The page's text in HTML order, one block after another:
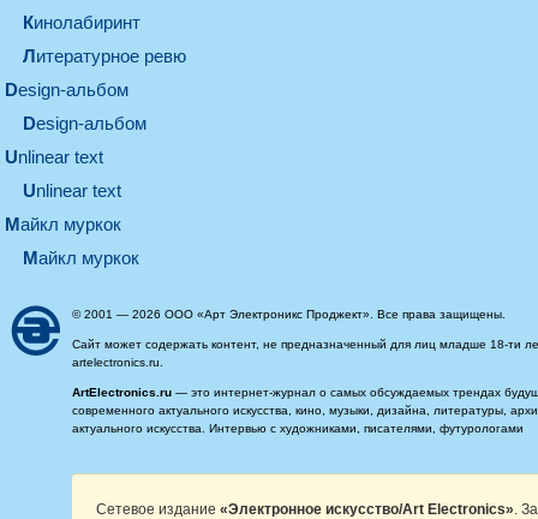
кинолабиринт
литературное ревю
design-альбом
design-альбом
unlinear text
Unlinear text
майкл муркок
майкл муркок
© 2001 — 2026 ООО «Арт Электроникс Проджект». Все права защищены.
Сайт может содержать контент, не предназначенный для лиц младше 18-ти
artelectronics.ru.
ArtElectronics.ru — это интернет-журнал о самых обсуждаемых трендах
современного актуального искусства, кино, музыки, дизайна, литературы,
актуального искусства. Интервью с художниками, писателями, футурологами
Сетевое издание «Электронное искусство/Art Electronics» .